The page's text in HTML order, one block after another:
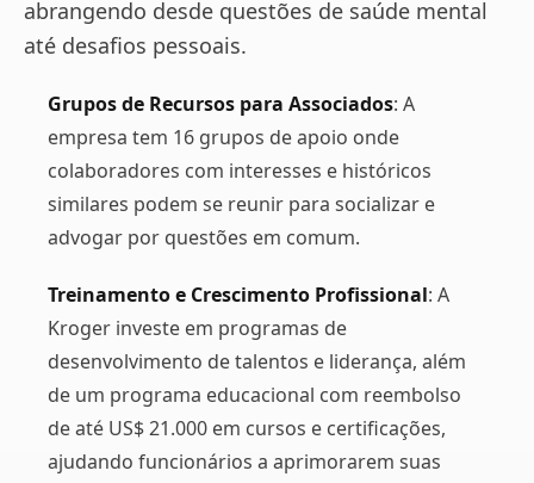
abrangendo desde questões de saúde mental
até desafios pessoais​.
Grupos de Recursos para Associados: A
empresa tem 16 grupos de apoio onde
colaboradores com interesses e históricos
similares podem se reunir para socializar e
advogar por questões em comum​.
Treinamento e Crescimento Profissional: A
Kroger investe em programas de
desenvolvimento de talentos e liderança, além
de um programa educacional com reembolso
de até US$ 21.000 em cursos e certificações,
ajudando funcionários a aprimorarem suas